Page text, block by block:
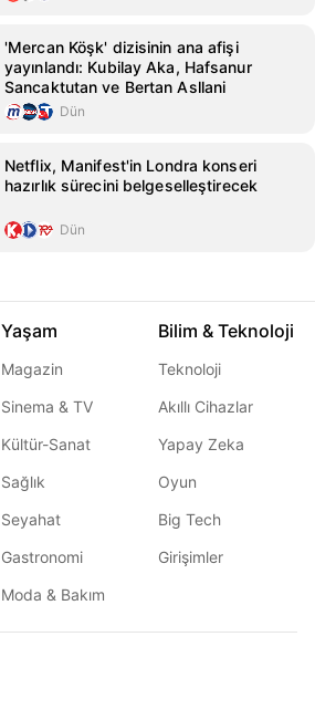
'Mercan Köşk' dizisinin ana afişi
yayınlandı: Kubilay Aka, Hafsanur
Sancaktutan ve Bertan Asllani
Dün
Netflix, Manifest'in Londra konseri
hazırlık sürecini belgeselleştirecek
Dün
Yaşam
Magazin
Sinema & TV
Kültür-Sanat
Sağlık
Seyahat
Gastronomi
Moda & Bakım
Bilim & Teknoloji
Teknoloji
Akıllı Cihazlar
Yapay Zeka
Oyun
Big Tech
Girişimler